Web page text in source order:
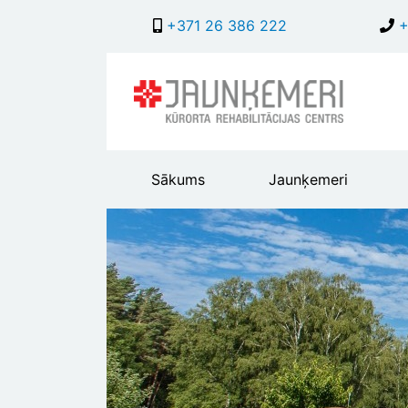
+371 26 386 222
Main
header
menu
Sākums Jaunķemeri